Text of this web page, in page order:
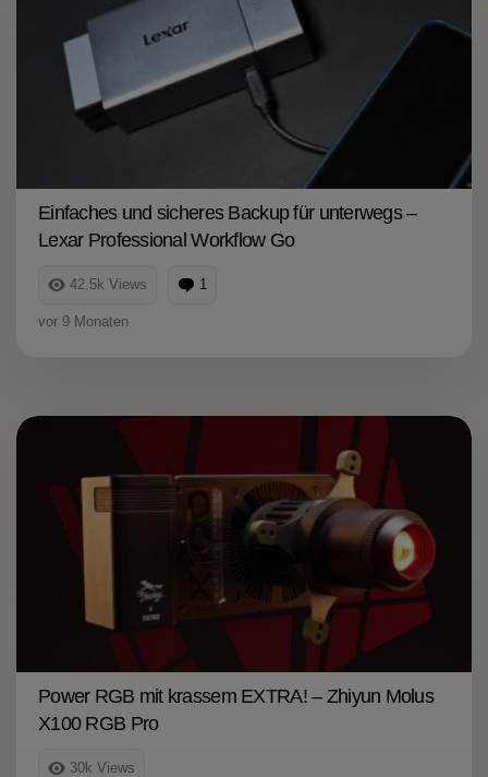
42.5k Views 1
Einfaches und sicheres Backup für unterwegs –
Lexar Professional Workflow Go
vor 9 Monaten
30k Views
Power RGB mit krassem EXTRA! – Zhiyun Molus
X100 RGB Pro